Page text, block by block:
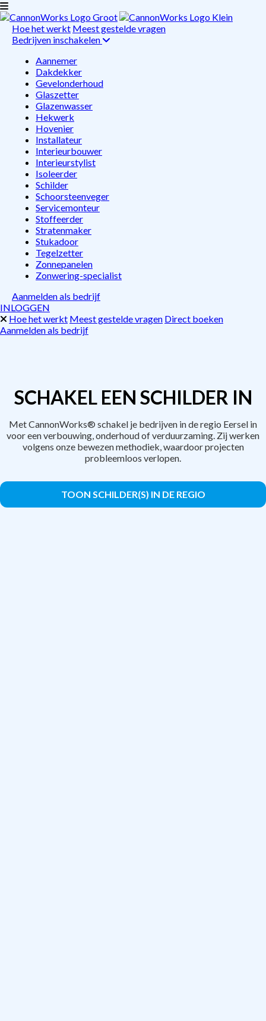
Hoe het werkt Meest gestelde vragen
Bedrijven inschakelen
Aannemer
Dakdekker
Gevelonderhoud
Glaszetter
Glazenwasser
Hekwerk
Hovenier
Installateur
Interieurbouwer
Interieurstylist
Isoleerder
Schilder
Schoorsteenveger
Servicemonteur
Stoffeerder
Stratenmaker
Stukadoor
Tegelzetter
Zonnepanelen
Zonwering-specialist
Aanmelden als bedrijf
INLOGGEN
Hoe het werkt Meest gestelde vragen Direct boeken
Aanmelden als bedrijf
SCHAKEL EEN SCHILDER IN
Met CannonWorks® schakel je bedrijven in de regio Eersel in
voor een verbouwing, onderhoud of verduurzaming. Zij werken
volgens onze bewezen methodiek, waardoor projecten
probleemloos verlopen.
TOON SCHILDER(S) IN DE REGIO